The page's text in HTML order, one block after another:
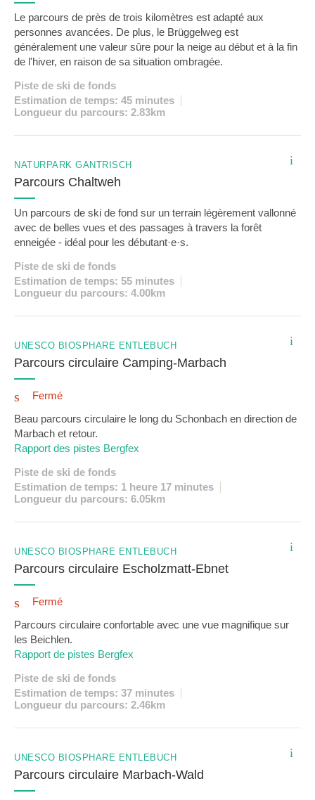
Le parcours de près de trois kilomètres est adapté aux
personnes avancées. De plus, le Brüggelweg est
généralement une valeur sûre pour la neige au début et à la fin
de l'hiver, en raison de sa situation ombragée.
Piste de ski de fonds
Estimation de temps: 45 minutes
Longueur du parcours: 2.83km
i
NATURPARK GANTRISCH
Parcours Chaltweh
Un parcours de ski de fond sur un terrain légèrement vallonné
avec de belles vues et des passages à travers la forêt
enneigée - idéal pour les débutant·e·s.
Piste de ski de fonds
Estimation de temps: 55 minutes
Longueur du parcours: 4.00km
i
UNESCO BIOSPHÄRE ENTLEBUCH
Parcours circulaire Camping-Marbach
Fermé
Beau parcours circulaire le long du Schonbach en direction de
Marbach et retour.
Rapport des pistes Bergfex
Piste de ski de fonds
Estimation de temps: 1 heure 17 minutes
Longueur du parcours: 6.05km
i
UNESCO BIOSPHÄRE ENTLEBUCH
Parcours circulaire Escholzmatt-Ebnet
Fermé
Parcours circulaire confortable avec une vue magnifique sur
les Beichlen.
Rapport de pistes Bergfex
Piste de ski de fonds
Estimation de temps: 37 minutes
Longueur du parcours: 2.46km
i
UNESCO BIOSPHÄRE ENTLEBUCH
Parcours circulaire Marbach-Wald